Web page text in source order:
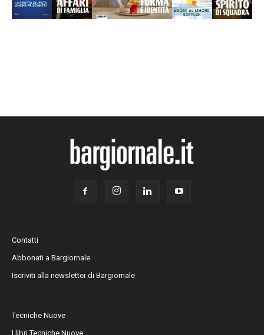
Contatti
Abbonati a Bargiornale
Iscriviti alla newsletter di Bargiornale
Tecniche Nuove
I libri Tecniche Nuove